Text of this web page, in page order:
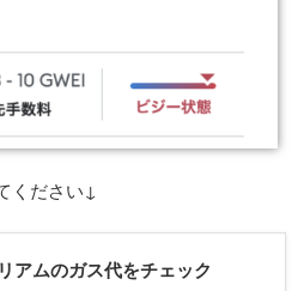
ください↓
アムのガス代をチェック